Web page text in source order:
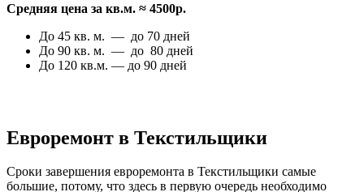
Средняя цена за кв.м. ≈ 4500р.
До 45 кв. м. — до 70 дней
До 90 кв. м. — до 80 дней
До 120 кв.м. — до 90 дней
Евроремонт в Текстильщики
Сроки завершения евроремонта в Текстильщики самые
большие, потому, что здесь в первую очередь необходимо